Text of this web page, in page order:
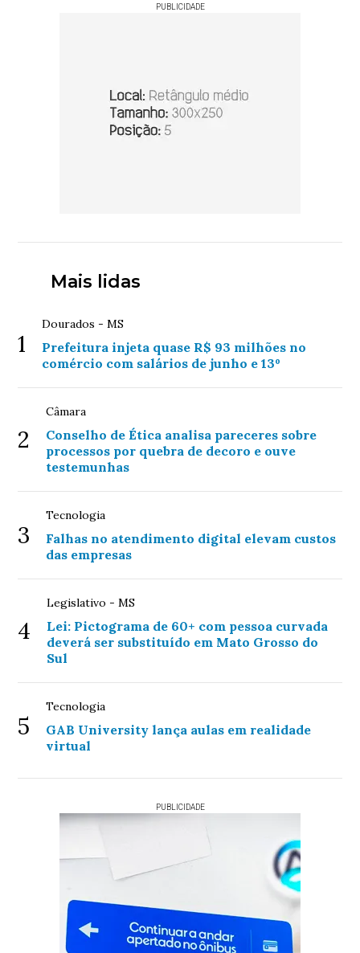
PUBLICIDADE
Mais lidas
1
Dourados - MS
Prefeitura injeta quase R$ 93 milhões no
comércio com salários de junho e 13º
2
Câmara
Conselho de Ética analisa pareceres sobre
processos por quebra de decoro e ouve
testemunhas
3
Tecnologia
Falhas no atendimento digital elevam custos
das empresas
4
Legislativo - MS
Lei: Pictograma de 60+ com pessoa curvada
deverá ser substituído em Mato Grosso do
Sul
5
Tecnologia
GAB University lança aulas em realidade
virtual
PUBLICIDADE